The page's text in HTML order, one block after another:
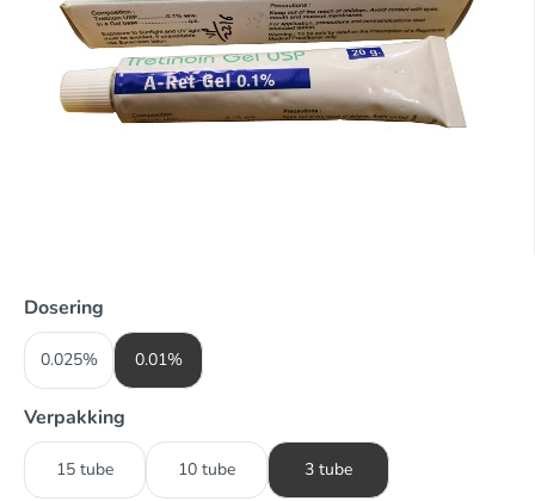
Dosering
0.025% 0.01%
Verpakking
15 tube 10 tube 3 tube